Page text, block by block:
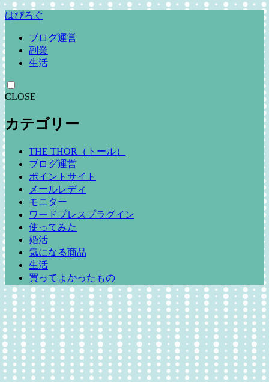
はぴろぐ
ブログ運営
副業
生活
CLOSE
カテゴリー
THE THOR（トール）
ブログ運営
ポイントサイト
メールレディ
モニター
ワードプレスプラグイン
使ってみた
婚活
気になる商品
生活
買ってよかったもの